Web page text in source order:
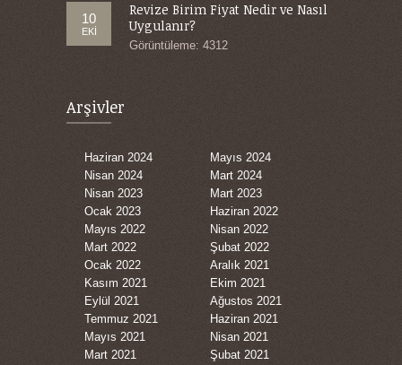
10
EKI
Revize Birim Fiyat Nedir ve Nasıl
Uygulanır?
Görüntüleme: 4312
Arşivler
Haziran 2024
Mayıs 2024
Nisan 2024
Mart 2024
Nisan 2023
Mart 2023
Ocak 2023
Haziran 2022
Mayıs 2022
Nisan 2022
Mart 2022
Şubat 2022
Ocak 2022
Aralık 2021
Kasım 2021
Ekim 2021
Eylül 2021
Ağustos 2021
Temmuz 2021
Haziran 2021
Mayıs 2021
Nisan 2021
Mart 2021
Şubat 2021